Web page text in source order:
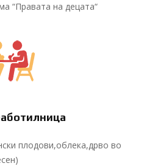
“Правата на децата“
плодови,облека,дрво во